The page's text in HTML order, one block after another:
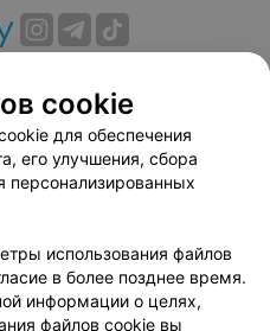
Способы оплаты
сервиса
соглашение
сотрудничества
relax.by
cookie
cookie
для обеспечения
его улучшения, сбора
персонализированных
использования файлов
в более позднее время.
информации о целях,
файлов cookie вы